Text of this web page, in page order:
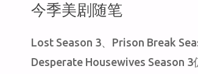
今季美剧随笔
Lost Season 3、Prison Break
Desperate Housewives Season 3